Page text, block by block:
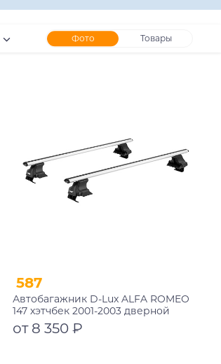
Фото Товары
587
Автобагажник D-Lux ALFA ROMEO
147 хэтчбек 2001-2003 дверной
проем аэродинамический с
замком
от 8 350 ₽